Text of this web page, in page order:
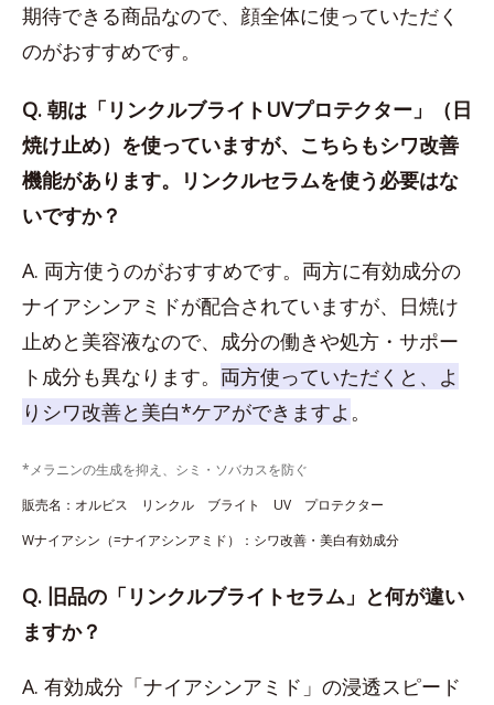
期待できる商品なので、顔全体に使っていただく
のがおすすめです。
Q. 朝は「リンクルブライトUVプロテクター」（日
焼け止め）を使っていますが、こちらもシワ改善
機能があります。リンクルセラムを使う必要はな
いですか？
A. 両方使うのがおすすめです。両方に有効成分の
ナイアシンアミドが配合されていますが、日焼け
止めと美容液なので、成分の働きや処方・サポー
ト成分も異なります。 両方使っていただくと、よ
りシワ改善と美白*ケアができますよ 。
*メラニンの生成を抑え、シミ・ソバカスを防ぐ
販売名：オルビス リンクル ブライト UV プロテクター
Wナイアシン（=ナイアシンアミド）：シワ改善・美白有効成分
Q. 旧品の「リンクルブライトセラム」と何が違い
ますか？
A. 有効成分「ナイアシンアミド」の浸透スピード